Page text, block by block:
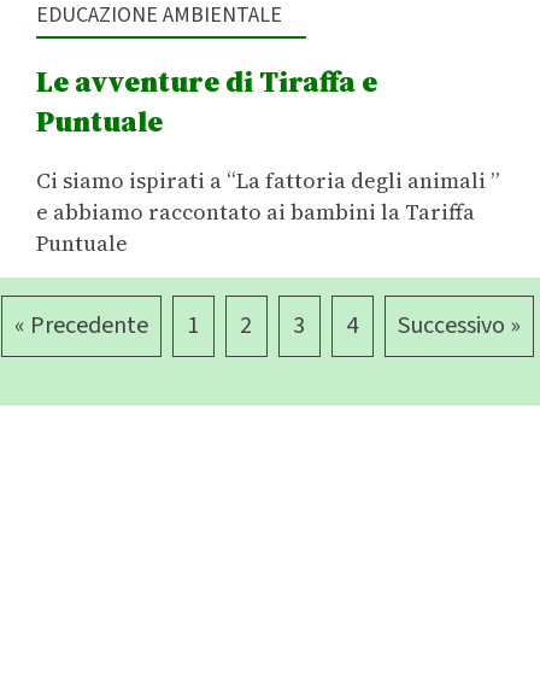
EDUCAZIONE AMBIENTALE
Le avventure di Tiraffa e
Puntuale
Ci siamo ispirati a “La fattoria degli animali ”
e abbiamo raccontato ai bambini la Tariffa
Puntuale
« Precedente 1 2 3 4 Successivo »